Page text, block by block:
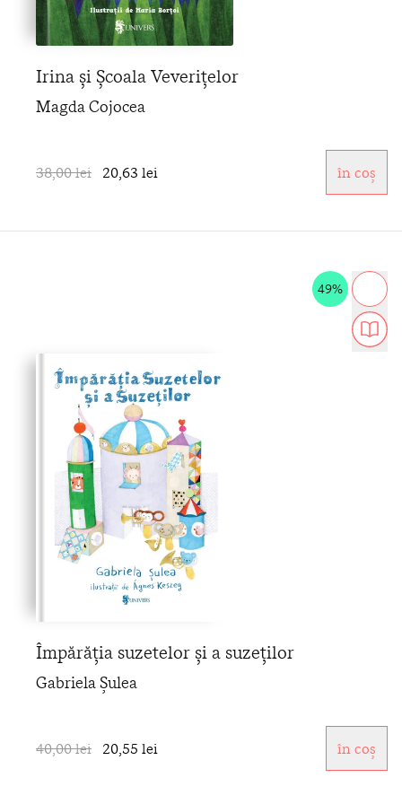
Irina și Școala Veverițelor
Magda Cojocea
38,00 lei 20,63 lei în coș
49%
Împărăția suzetelor și a suzeților
Gabriela Șulea
40,00 lei 20,55 lei în coș